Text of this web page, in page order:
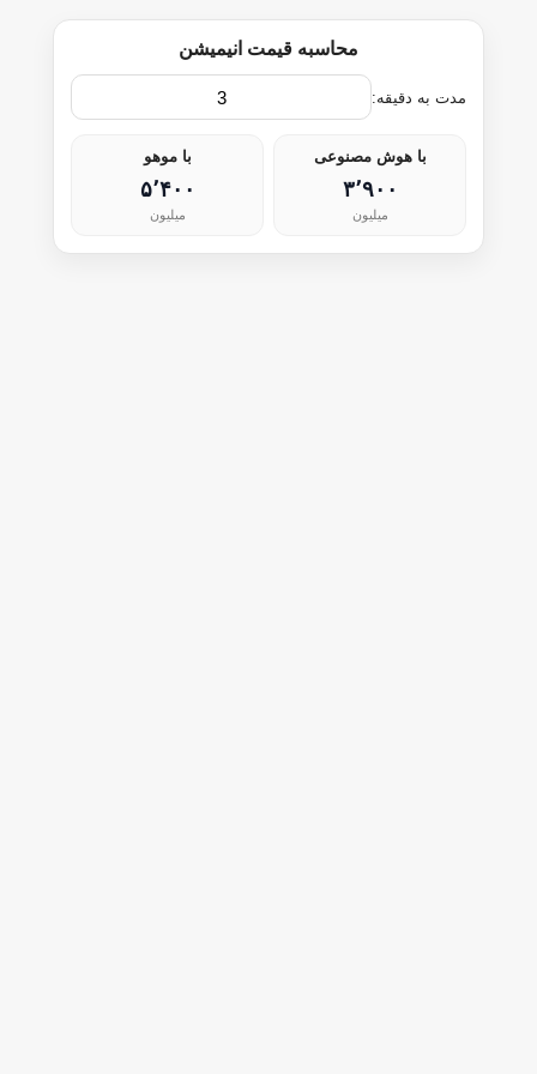
محاسبه قیمت انیمیشن
مدت به دقیقه:
با هوش مصنوعی
۳٬۹۰۰
میلیون
با موهو
۵٬۴۰۰
میلیون